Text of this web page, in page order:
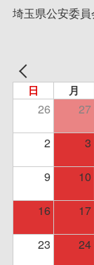
埼玉県公安委
日 月
26 27
2
3
9
10
16
17
23
24